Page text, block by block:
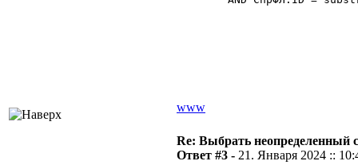
www
Re: Выбрать неопределенный
Ответ #3 - 21. Января 2024 ::